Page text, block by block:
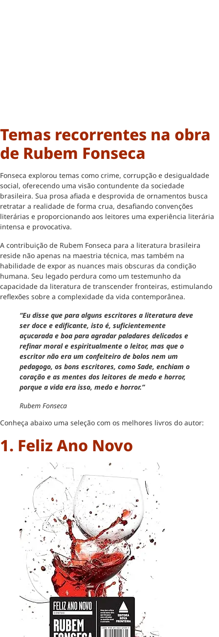
Temas recorrentes na obra
de Rubem Fonseca
Fonseca explorou temas como crime, corrupção e desigualdade
social, oferecendo uma visão contundente da sociedade
brasileira. Sua prosa afiada e desprovida de ornamentos busca
retratar a realidade de forma crua, desafiando convenções
literárias e proporcionando aos leitores uma experiência literária
intensa e provocativa.
A contribuição de Rubem Fonseca para a literatura brasileira
reside não apenas na maestria técnica, mas também na
habilidade de expor as nuances mais obscuras da condição
humana. Seu legado perdura como um testemunho da
capacidade da literatura de transcender fronteiras, estimulando
reflexões sobre a complexidade da vida contemporânea.
“Eu disse que para alguns escritores a literatura deve
ser doce e edificante, isto é, suficientemente
açucarada e boa para agradar paladares delicados e
refinar moral e espiritualmente o leitor, mas que o
escritor não era um confeiteiro de bolos nem um
pedagogo, os bons escritores, como Sade, enchiam o
coração e as mentes dos leitores de medo e horror,
porque a vida era isso, medo e horror.”
Rubem Fonseca
Conheça abaixo uma seleção com os melhores livros do autor:
1. Feliz Ano Novo